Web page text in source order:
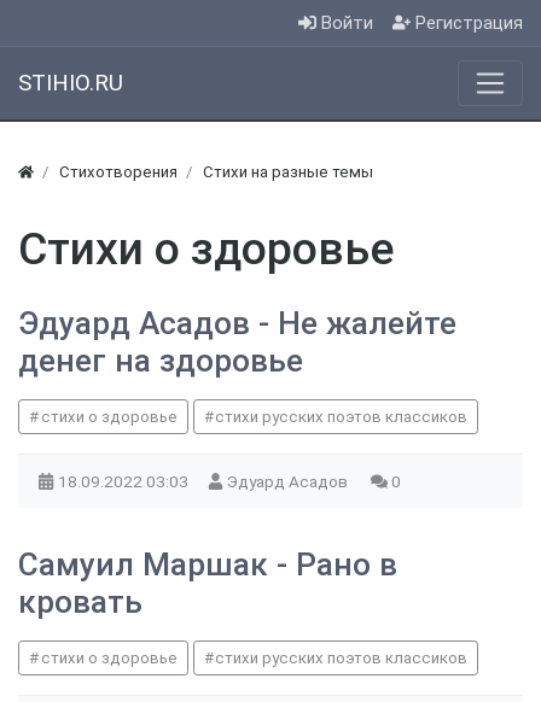
Войти Регистрация
STIHIO.RU
Стихотворения Стихи на разные темы
Стихи о здоровье
Эдуард Асадов - Не жалейте
денег на здоровье
стихи о здоровье стихи русских поэтов классиков
18.09.2022 03:03 Эдуард Асадов 0
Самуил Маршак - Рано в
кровать
стихи о здоровье стихи русских поэтов классиков